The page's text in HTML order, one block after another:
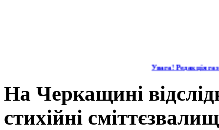
Увага! Редакція
На Черкащині
стихійні